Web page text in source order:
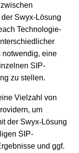
Swyx-Lösung
Technologie-
notwendig, eine
SIP-
zu stellen.
Vielzahl von
um
der Swyx-Lösung
SIP-
und ggf.